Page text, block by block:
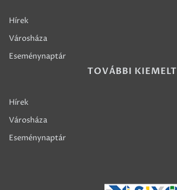
Hírek
Városháza
Eseménynaptár
TOVÁBBI KIEMELT
Hírek
Városháza
Eseménynaptár